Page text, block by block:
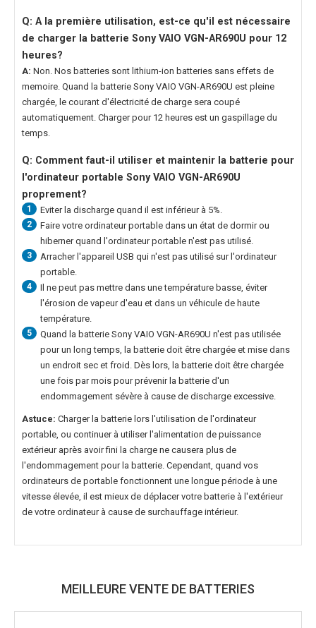
Q: A la première utilisation, est-ce qu'il est nécessaire
de charger la batterie Sony VAIO VGN-AR690U pour 12
heures?
A: Non. Nos batteries sont lithium-ion batteries sans effets de
memoire. Quand la batterie Sony VAIO VGN-AR690U est pleine
chargée, le courant d'électricité de charge sera coupé
automatiquement. Charger pour 12 heures est un gaspillage du
temps.
Q: Comment faut-il utiliser et maintenir la batterie pour
l'ordinateur portable Sony VAIO VGN-AR690U
proprement?
1 Eviter la discharge quand il est inférieur à 5%.
2
Faire votre ordinateur portable dans un état de dormir ou
hiberner quand l'ordinateur portable n'est pas utilisé.
3
Arracher l'appareil USB qui n'est pas utilisé sur l'ordinateur
portable.
4
Il ne peut pas mettre dans une température basse, éviter
l'érosion de vapeur d'eau et dans un véhicule de haute
température.
5 Quand la batterie Sony VAIO VGN-AR690U n'est pas utilisée
pour un long temps, la batterie doit être chargée et mise dans
un endroit sec et froid. Dès lors, la batterie doit être chargée
une fois par mois pour prévenir la batterie d'un
endommagement sévère à cause de discharge excessive.
Astuce: Charger la batterie lors l'utilisation de l'ordinateur
portable, ou continuer à utiliser l'alimentation de puissance
extérieur après avoir fini la charge ne causera plus de
l'endommagement pour la batterie. Cependant, quand vos
ordinateurs de portable fonctionnent une longue période à une
vitesse élevée, il est mieux de déplacer votre batterie à l'extérieur
de votre ordinateur à cause de surchauffage intérieur.
MEILLEURE VENTE DE BATTERIES